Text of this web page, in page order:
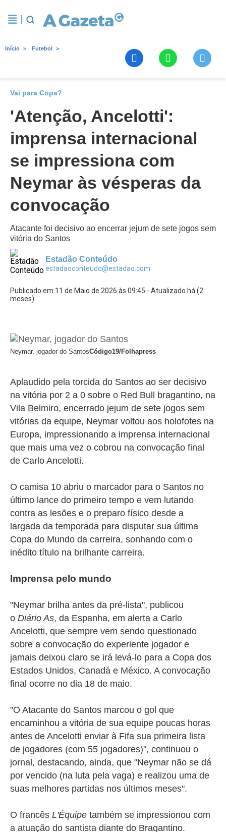
Início Futebol
Vai para Copa?
'Atenção, Ancelotti':
imprensa internacional
se impressiona com
Neymar às vésperas da
convocação
Atacante foi decisivo ao encerrar jejum de sete jogos sem
vitória do Santos
Estadão Conteúdo
estadaoconteudo@estadao.com
Publicado em 11 de Maio de 2026 às 09:45 - Atualizado há (2
meses)
Neymar, jogador do SantosCódigo19/Folhapress
Aplaudido pela torcida do Santos ao ser decisivo
na vitória por 2 a 0 sobre o Red Bull bragantino, na
Vila Belmiro, encerrado jejum de sete jogos sem
vitórias da equipe, Neymar voltou aos holofotes na
Europa, impressionando a imprensa internacional
que mais uma vez o cobrou na convocação final
de Carlo Ancelotti.
O camisa 10 abriu o marcador para o Santos no
último lance do primeiro tempo e vem lutando
contra as lesões e o preparo físico desde a
largada da temporada para disputar sua última
Copa do Mundo da carreira, sonhando com o
inédito título na brilhante carreira.
Imprensa pelo mundo
"Neymar brilha antes da pré-lista", publicou
o Diário As, da Espanha, em alerta a Carlo
Ancelotti, que sempre vem sendo questionado
sobre a convocação do experiente jogador e
jamais deixou claro se irá levá-lo para a Copa dos
Estados Unidos, Canadá e México. A convocação
final ocorre no dia 18 de maio.
"O Atacante do Santos marcou o gol que
encaminhou a vitória de sua equipe poucas horas
antes de Ancelotti enviar à Fifa sua primeira lista
de jogadores (com 55 jogadores)", continuou o
jornal, destacando, ainda, que "Neymar não se dá
por vencido (na luta pela vaga) e realizou uma de
suas melhores partidas nos últimos meses".
O francês L'Équipe também se impressionou com
a atuação do santista diante do Bragantino.